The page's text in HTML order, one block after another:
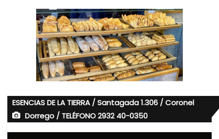
ESENCIAS DE LA TIERRA / Santagada 1.306 / Coronel
Dorrego / TELÉFONO 2932 40-0350